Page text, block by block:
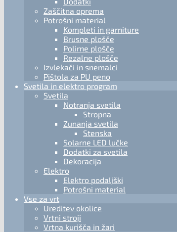
Zaščitna oprema
Potrošni material
Kompleti in garniture
Brusne plošče
Polirne plošče
Rezalne plošče
Izvlekači in snemalci
Pištola za PU peno
Svetila in elektro program
Svetila
Notranja svetila
Stropna
Zunanja svetila
Stenska
Solarne LED lučke
Dodatki za svetila
Dekoracija
Elektro
Elektro podaljški
Potrošni material
Vse za vrt
Ureditev okolice
Vrtni stroji
Vrtna kurišča in žari